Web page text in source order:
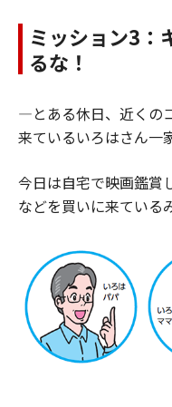
ミッション3：
るな！
―とある休日、近くの
来ているいろはさん一
今日は自宅で映画鑑賞
などを買いに来ている